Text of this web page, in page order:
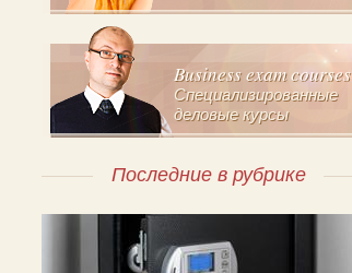
Business exam courses
Специализированные
деловые курсы
Последние в рубрике